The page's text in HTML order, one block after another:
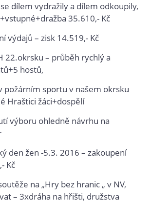
vydražily a dílem odkoupily,
35.610,- Kč
– zisk 14.519,- Kč
22.okrsku – průběh rychlý a
hostů,
sportu v našem okrsku
Hraštici žáci+dospělí
výboru ohledně návrhu na
den žen -5.3. 2016 – zakoupení
Kč
na „Hry bez hranic „ v NV,
– 3xdráha na hřišti, družstva